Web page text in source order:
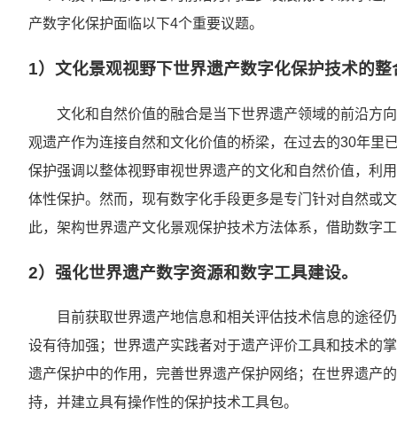
产数字化保护面临以下4个重要议题。
1）文化景观视野下世界遗产数字化保护技术的整
文化和自然价值的融合是当下世界遗产领域的前沿方
观遗产作为连接自然和文化价值的桥梁，在过去的30年里
保护强调以整体视野审视世界遗产的文化和自然价值，利
体性保护。然而，现有数字化手段更多是专门针对自然或
此，架构世界遗产文化景观保护技术方法体系，借助数字
2）强化世界遗产数字资源和数字工具建设。
目前获取世界遗产地信息和相关评估技术信息的途径
设有待加强；世界遗产实践者对于遗产评价工具和技术的
遗产保护中的作用，完善世界遗产保护网络；在世界遗产
持，并建立具有操作性的保护技术工具包。